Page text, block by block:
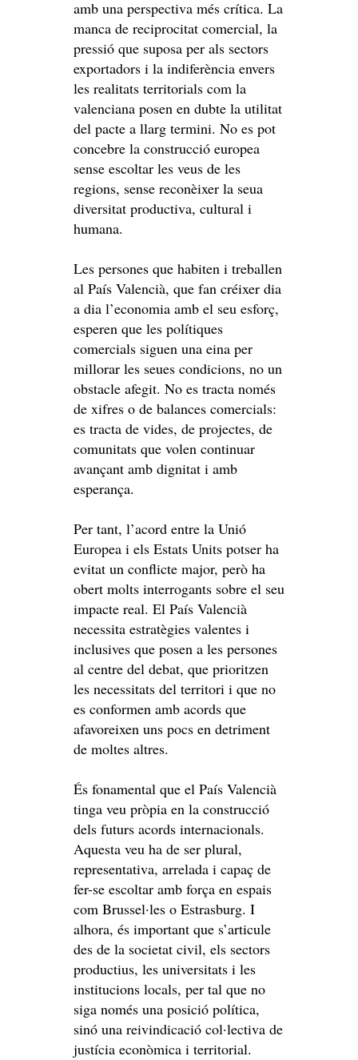
amb una perspectiva més crítica. La
manca de reciprocitat comercial, la
pressió que suposa per als sectors
exportadors i la indiferència envers
les realitats territorials com la
valenciana posen en dubte la utilitat
del pacte a llarg termini. No es pot
concebre la construcció europea
sense escoltar les veus de les
regions, sense reconèixer la seua
diversitat productiva, cultural i
humana.
Les persones que habiten i treballen
al País Valencià, que fan créixer dia
a dia l’economia amb el seu esforç,
esperen que les polítiques
comercials siguen una eina per
millorar les seues condicions, no un
obstacle afegit. No es tracta només
de xifres o de balances comercials:
es tracta de vides, de projectes, de
comunitats que volen continuar
avançant amb dignitat i amb
esperança.
Per tant, l’acord entre la Unió
Europea i els Estats Units potser ha
evitat un conflicte major, però ha
obert molts interrogants sobre el seu
impacte real. El País Valencià
necessita estratègies valentes i
inclusives que posen a les persones
al centre del debat, que prioritzen
les necessitats del territori i que no
es conformen amb acords que
afavoreixen uns pocs en detriment
de moltes altres.
És fonamental que el País Valencià
tinga veu pròpia en la construcció
dels futurs acords internacionals.
Aquesta veu ha de ser plural,
representativa, arrelada i capaç de
fer-se escoltar amb força en espais
com Brussel·les o Estrasburg. I
alhora, és important que s’articule
des de la societat civil, els sectors
productius, les universitats i les
institucions locals, per tal que no
siga només una posició política,
sinó una reivindicació col·lectiva de
justícia econòmica i territorial.